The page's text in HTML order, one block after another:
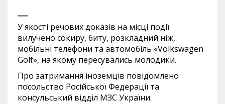
У якості речових доказів на місці події
вилучено сокиру, биту, розкладний ніж,
мобільні телефони та автомобіль «Volkswagen
Golf», на якому пересувались молодики.
Про затримання іноземців повідомлено
посольство Російської Федерації та
консульський відділ МЗС України.